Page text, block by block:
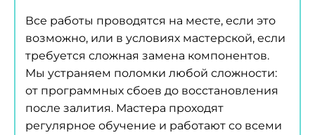
Все работы проводятся на месте, если это
возможно, или в условиях мастерской, если
требуется сложная замена компонентов.
Мы устраняем поломки любой сложности:
от программных сбоев до восстановления
после залития. Мастера проходят
регулярное обучение и работают со всеми